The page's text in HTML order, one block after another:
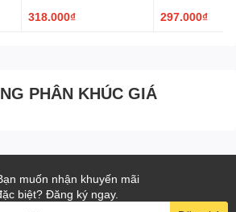
318.000₫
297.000₫
PHÂN KHÚC GIÁ
muốn nhận khuyến mãi
biệt? Đăng ký ngay.